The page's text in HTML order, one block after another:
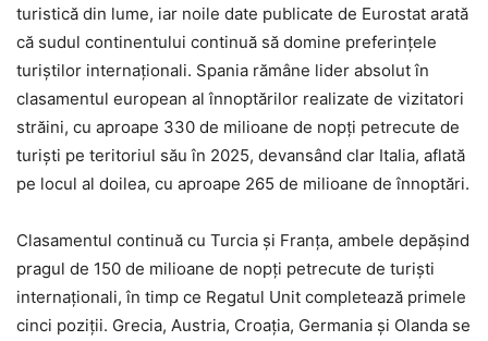
turistică din lume, iar noile date publicate de Eurostat arată
că sudul continentului continuă să domine preferințele
turiștilor internaționali. Spania rămâne lider absolut în
clasamentul european al înnoptărilor realizate de vizitatori
străini, cu aproape 330 de milioane de nopți petrecute de
turiști pe teritoriul său în 2025, devansând clar Italia, aflată
pe locul al doilea, cu aproape 265 de milioane de înnoptări.
Clasamentul continuă cu Turcia și Franța, ambele depășind
pragul de 150 de milioane de nopți petrecute de turiști
internaționali, în timp ce Regatul Unit completează primele
cinci poziții. Grecia, Austria, Croația, Germania și Olanda se